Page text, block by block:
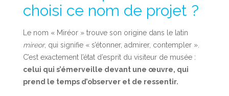
choisi ce nom de projet ?
Le nom « Miréor » trouve son origine dans le latin
mireor, qui signifie « s’étonner, admirer, contempler ».
C’est exactement l’état d’esprit du visiteur de musée :
celui qui s’émerveille devant une œuvre, qui
prend le temps d’observer et de ressentir.